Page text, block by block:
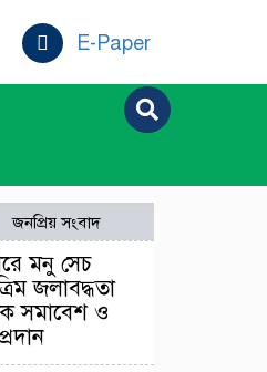
E-Paper
জনপ্রিয় সংবাদ
মনু সেচ
জলাবদ্ধতা
সমাবেশ ও